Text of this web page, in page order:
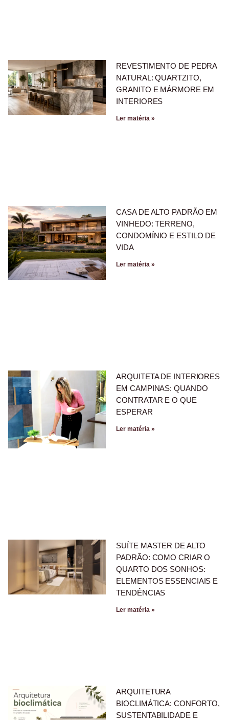
REVESTIMENTO DE PEDRA
NATURAL: QUARTZITO,
GRANITO E MÁRMORE EM
INTERIORES
Ler matéria »
CASA DE ALTO PADRÃO EM
VINHEDO: TERRENO,
CONDOMÍNIO E ESTILO DE
VIDA
Ler matéria »
ARQUITETA DE INTERIORES
EM CAMPINAS: QUANDO
CONTRATAR E O QUE
ESPERAR
Ler matéria »
SUÍTE MASTER DE ALTO
PADRÃO: COMO CRIAR O
QUARTO DOS SONHOS:
ELEMENTOS ESSENCIAIS E
TENDÊNCIAS
Ler matéria »
ARQUITETURA
BIOCLIMÁTICA: CONFORTO,
SUSTENTABILIDADE E